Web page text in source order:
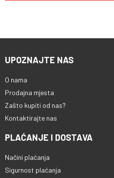
UPOZNAJTE NAS
O nama
Prodajna mjesta
Zašto kupiti od nas?
Kontaktirajte nas
PLAĆANJE I DOSTAVA
Načini plaćanja
Sigurnost plaćanja